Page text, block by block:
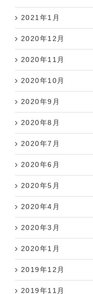
2021年1月
2020年12月
2020年11月
2020年10月
2020年9月
2020年8月
2020年7月
2020年6月
2020年5月
2020年4月
2020年3月
2020年1月
2019年12月
2019年11月